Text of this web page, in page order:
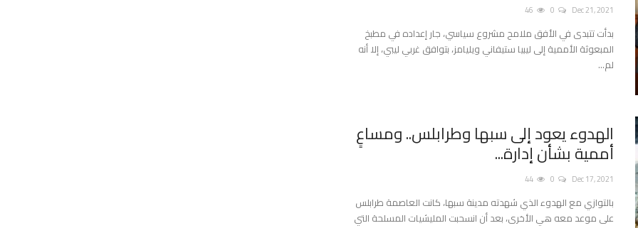
Dec 21, 2021
0
46
بدأت تتبدى في الأفق ملامح مشروع سياسي، جار إعداده في مطبخ
المبعوثة الأممية إلى ليبيا ستيفاني ويليامز، بتوافق غربي ليبي، إلا أنه
لم...
الهدوء يعود إلى سبها وطرابلس.. ومساعٍ
أممية بشأن إدارة...
Dec 17, 2021
0
44
بالتوازي مع الهدوء الذي شهدته مدينة سبها، كانت العاصمة طرابلس
على موعد معه هي الأخرى، بعد أن انسحبت المليشيات المسلحة التي